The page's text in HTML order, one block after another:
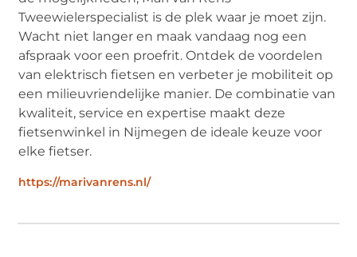
Tweewielerspecialist is de plek waar je moet zijn.
Wacht niet langer en maak vandaag nog een
afspraak voor een proefrit. Ontdek de voordelen
van elektrisch fietsen en verbeter je mobiliteit op
een milieuvriendelijke manier. De combinatie van
kwaliteit, service en expertise maakt deze
fietsenwinkel in Nijmegen de ideale keuze voor
elke fietser.
https://marivanrens.nl/